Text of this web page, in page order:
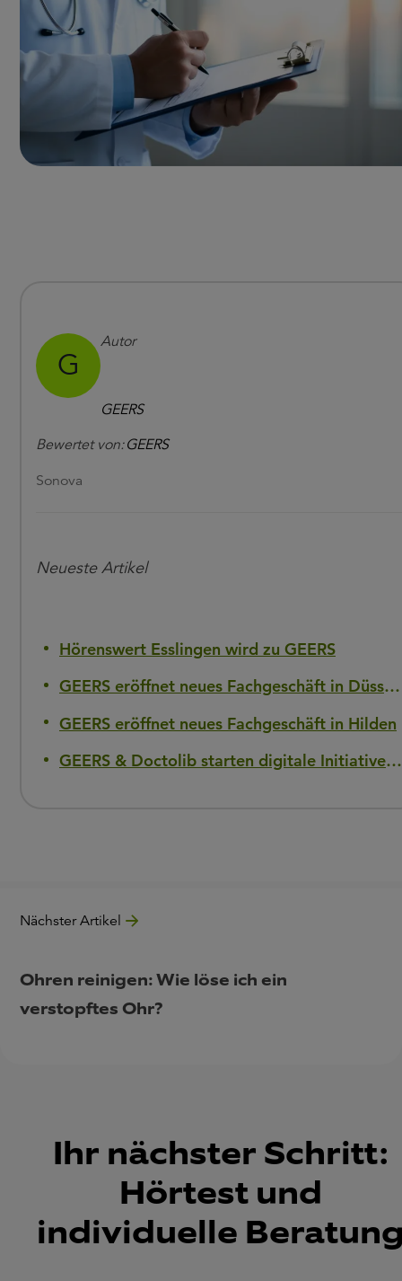
G
Autor
GEERS
Bewertet von: GEERS
Sonova
Neueste Artikel
Hörenswert Esslingen wird zu GEERS
GEERS eröffnet neues Fachgeschäft in Düsseldorf-Flingern
GEERS eröffnet neues Fachgeschäft in Hilden
GEERS & Doctolib starten digitale Initiative gegen Hörverlust
Nächster Artikel
Ohren reinigen: Wie löse ich ein
verstopftes Ohr?
Ihr nächster Schritt:
Hörtest und
individuelle